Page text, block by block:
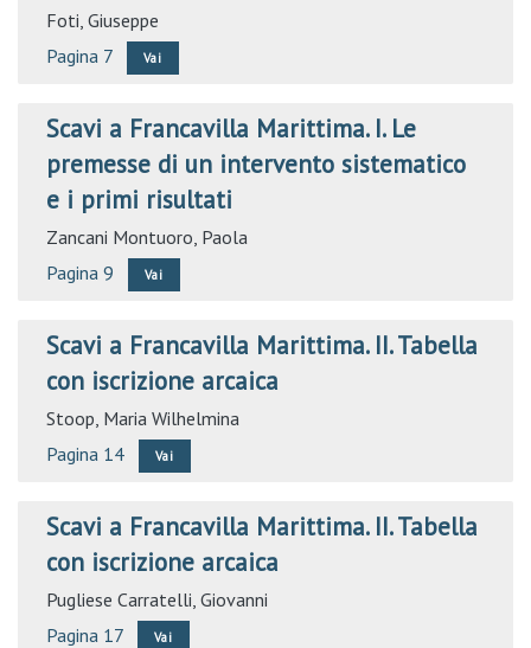
Foti, Giuseppe
Pagina 7
Vai
Scavi a Francavilla Marittima. I. Le
premesse di un intervento sistematico
e i primi risultati
Zancani Montuoro, Paola
Pagina 9
Vai
Scavi a Francavilla Marittima. II. Tabella
con iscrizione arcaica
Stoop, Maria Wilhelmina
Pagina 14
Vai
Scavi a Francavilla Marittima. II. Tabella
con iscrizione arcaica
Pugliese Carratelli, Giovanni
Pagina 17
Vai